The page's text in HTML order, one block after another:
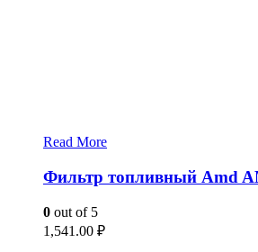
Read More
Фильтр топливный Amd
0 out of 5
1,541.00 ₽